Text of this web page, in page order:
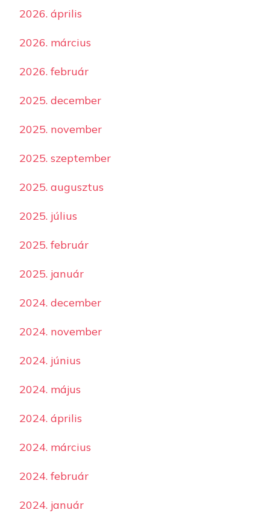
2026. április
2026. március
2026. február
2025. december
2025. november
2025. szeptember
2025. augusztus
2025. július
2025. február
2025. január
2024. december
2024. november
2024. június
2024. május
2024. április
2024. március
2024. február
2024. január